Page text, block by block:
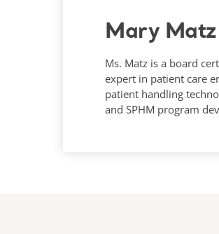
Mary Matz
Ms. Matz is a board
expert in patient care
patient handling
and SPHM program